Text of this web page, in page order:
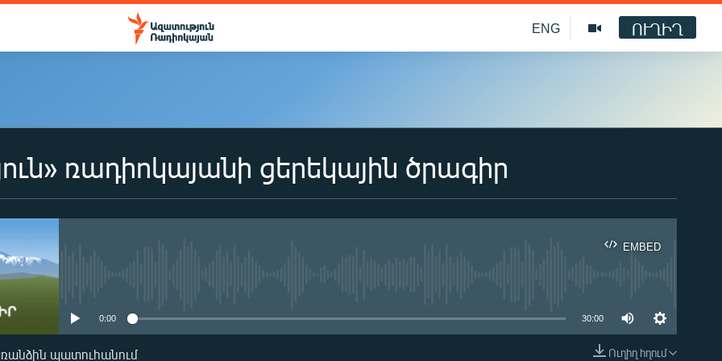
ENG ՈՒՂԻՂ
ռադիոկայանի ցերեկային ծրագիր
EMBED
0:00 30:00
Ուղիղ հղում
պատուհանում